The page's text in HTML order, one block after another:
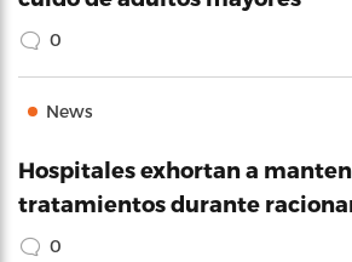
0
News
Hospitales exhortan a
tratamientos durante
0